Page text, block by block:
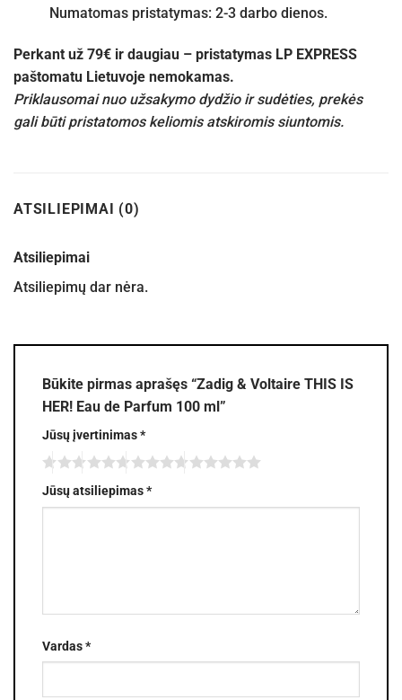
Numatomas pristatymas: 2-3 darbo dienos.
Perkant už 79€ ir daugiau – pristatymas LP EXPRESS
paštomatu Lietuvoje nemokamas.
Priklausomai nuo užsakymo dydžio ir sudėties, prekės
gali būti pristatomos keliomis atskiromis siuntomis.
ATSILIEPIMAI (0)
Atsiliepimai
Atsiliepimų dar nėra.
Būkite pirmas aprašęs “Zadig & Voltaire THIS IS
HER! Eau de Parfum 100 ml”
Jūsų įvertinimas*
Jūsų atsiliepimas*
Vardas*